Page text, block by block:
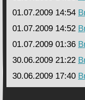
01.07.2009 14:54
01.07.2009 14:52
01.07.2009 01:36
30.06.2009 21:22
30.06.2009 17:40